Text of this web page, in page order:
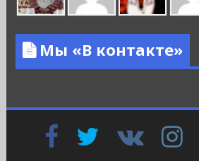
Мы «В контакте»
FacebookTwitter